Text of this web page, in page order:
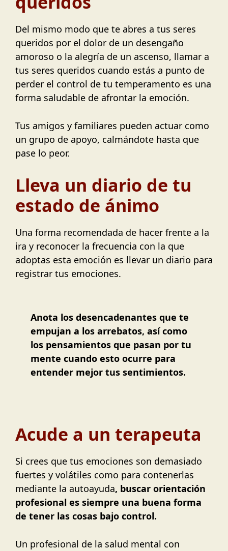
Del mismo modo que te abres a tus seres
queridos por el dolor de un desengaño
amoroso o la alegría de un ascenso, llamar a
tus seres queridos cuando estás a punto de
perder el control de tu temperamento es una
forma saludable de afrontar la emoción.
Tus amigos y familiares pueden actuar como
un grupo de apoyo, calmándote hasta que
pase lo peor.
Lleva un diario de tu
estado de ánimo
Una forma recomendada de hacer frente a la
ira y reconocer la frecuencia con la que
adoptas esta emoción es llevar un diario para
registrar tus emociones.
Anota los desencadenantes que te
empujan a los arrebatos, así como
los pensamientos que pasan por tu
mente cuando esto ocurre para
entender mejor tus sentimientos.
Acude a un terapeuta
Si crees que tus emociones son demasiado
fuertes y volátiles como para contenerlas
mediante la autoayuda, buscar orientación
profesional es siempre una buena forma
de tener las cosas bajo control.
Un profesional de la salud mental con